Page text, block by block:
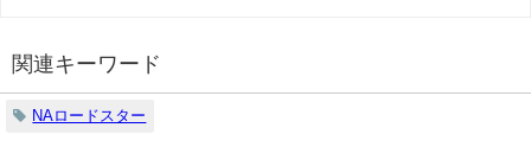
関連キーワード
NAロードスター